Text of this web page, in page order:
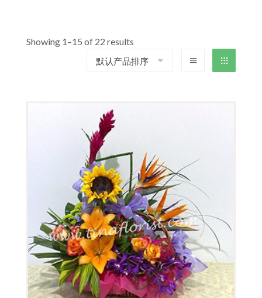
Showing 1–15 of 22 results